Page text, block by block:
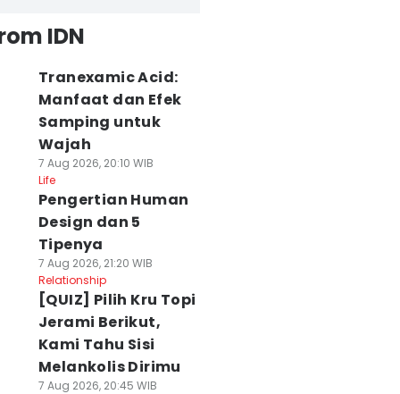
IDN
Tranexamic Acid:
Manfaat dan Efek
Samping untuk
Wajah
7 Aug 2026, 20:10 WIB
Life
Pengertian Human
Design dan 5
Tipenya
7 Aug 2026, 21:20 WIB
Relationship
[QUIZ] Pilih Kru Topi
Jerami Berikut,
Kami Tahu Sisi
Melankolis Dirimu
7 Aug 2026, 20:45 WIB